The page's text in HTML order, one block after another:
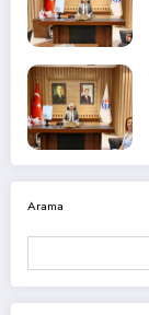
Arama